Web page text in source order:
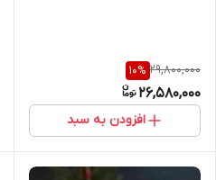
29,800,000
10%
26,580,000
افزودن به سبد